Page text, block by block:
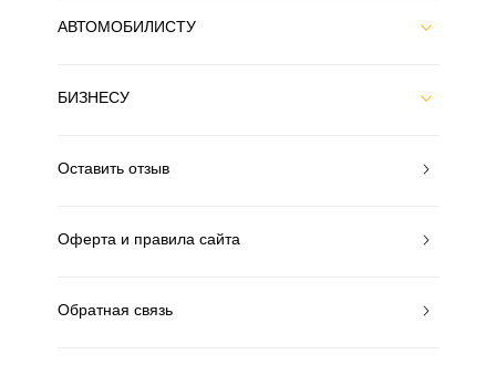
АВТОМОБИЛИСТУ
БИЗНЕСУ
Оставить отзыв
Оферта и правила сайта
Обратная связь